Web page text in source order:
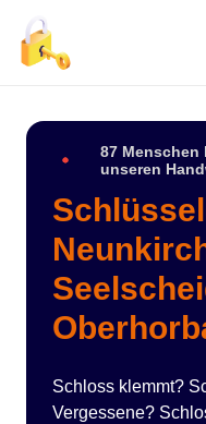
87 Menschen
unseren
Schloss klemmt?
Vergessene?